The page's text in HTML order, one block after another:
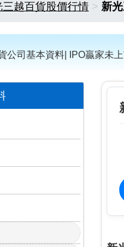
三越百貨股價行情 新
公司基本資料| IPO贏家未